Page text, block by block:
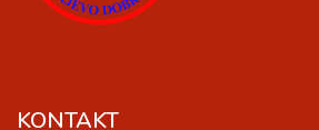
KONTAKT